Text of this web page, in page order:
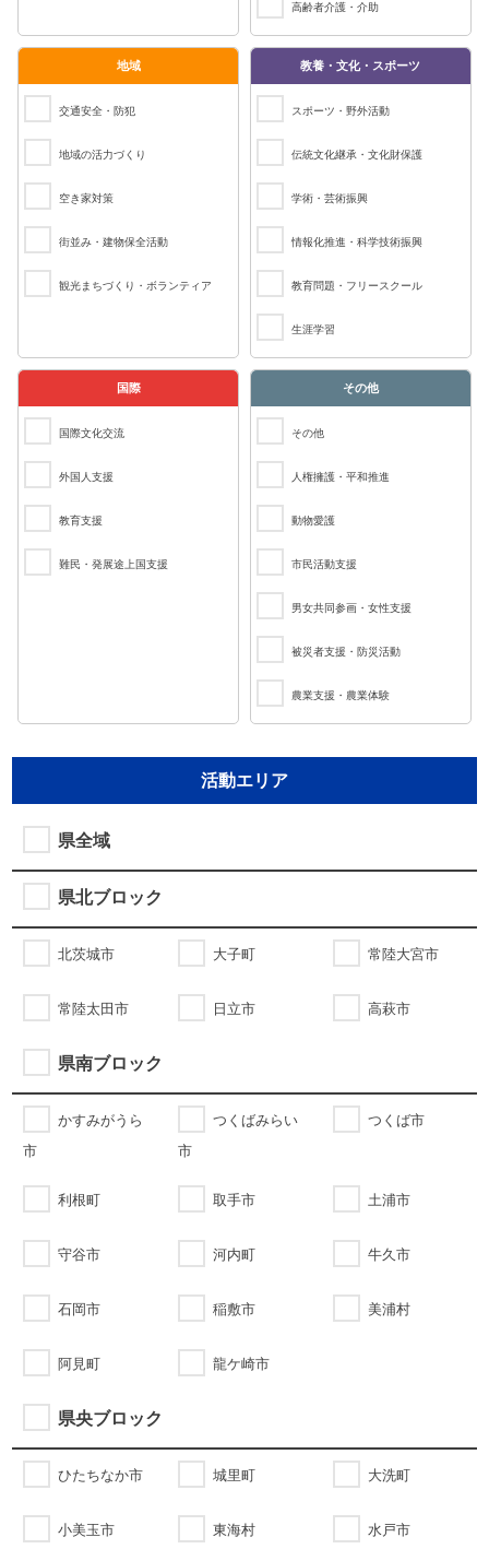
高齢者介護・介助
地域
交通安全・防犯
地域の活力づくり
空き家対策
街並み・建物保全活動
観光まちづくり・ボランティア
教養・文化・スポーツ
スポーツ・野外活動
伝統文化継承・文化財保護
学術・芸術振興
情報化推進・科学技術振興
教育問題・フリースクール
生涯学習
国際
国際文化交流
外国人支援
教育支援
難民・発展途上国支援
その他
その他
人権擁護・平和推進
動物愛護
市民活動支援
男女共同参画・女性支援
被災者支援・防災活動
農業支援・農業体験
活動エリア
県全域
県北ブロック
北茨城市 大子町 常陸大宮市
常陸太田市 日立市 高萩市
県南ブロック
かすみがうら
市
つくばみらい
市
つくば市
利根町 取手市 土浦市
守谷市 河内町 牛久市
石岡市 稲敷市 美浦村
阿見町 龍ケ崎市
県央ブロック
ひたちなか市 城里町 大洗町
小美玉市 東海村 水戸市